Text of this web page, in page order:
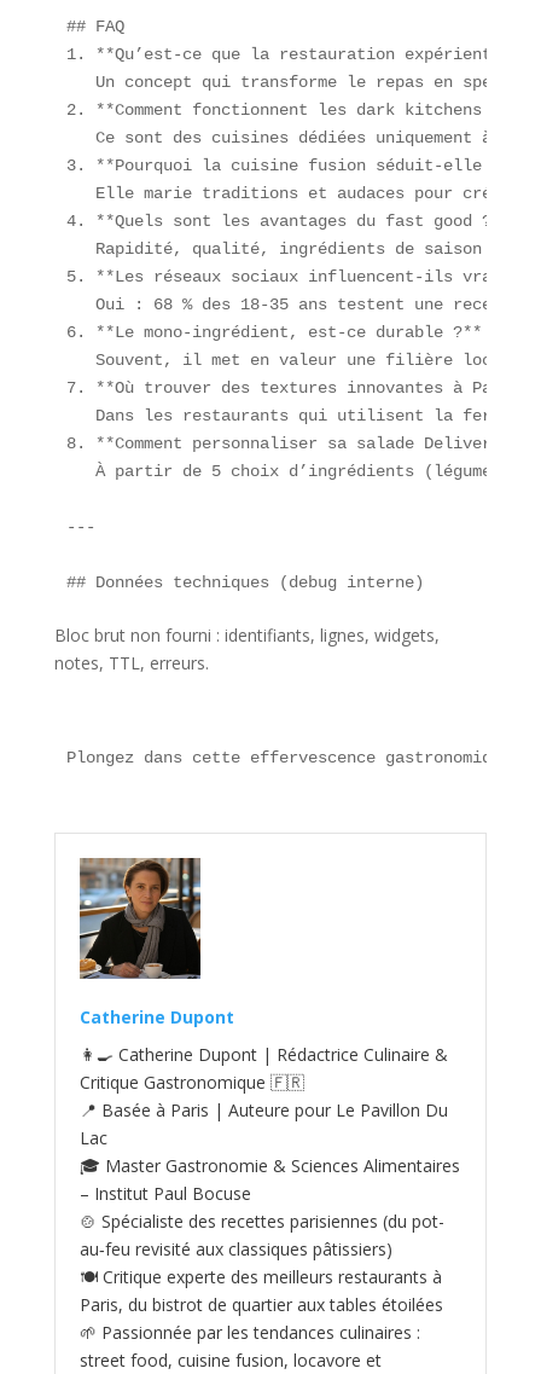
## FAQ
1. **Qu’est-ce que la restauration
Un concept qui transforme le repas en
2. **Comment fonctionnent les dark kitchens ?**
Ce sont des cuisines dédiées uniquement à
3. **Pourquoi la cuisine fusion séduit-elle ?**
Elle marie traditions et audaces pour créer
4. **Quels sont les avantages du fast good ?**
Rapidité, qualité, ingrédients de saison et
5. **Les réseaux sociaux influencent-ils
Oui : 68 % des 18-35 ans testent une
6. **Le mono-ingrédient, est-ce durable ?**
Souvent, il met en valeur une filière
7. **Où trouver des textures innovantes à
Dans les restaurants qui utilisent la
8. **Comment personnaliser sa salade Deliveroo
À partir de 5 choix d’ingrédients (légumes,
---
## Données techniques (debug interne)
Bloc brut non fourni : identifiants, lignes, widgets,
notes, TTL, erreurs.
Plongez dans cette effervescence
Catherine Dupont
👩‍🍳 Catherine Dupont | Rédactrice Culinaire &
Critique Gastronomique 🇫🇷
📍 Basée à Paris | Auteure pour Le Pavillon Du
Lac
🎓 Master Gastronomie & Sciences Alimentaires
– Institut Paul Bocuse
🍲 Spécialiste des recettes parisiennes (du pot-
au‑feu revisité aux classiques pâtissiers)
🍽️ Critique experte des meilleurs restaurants à
Paris, du bistrot de quartier aux tables étoilées
🌱 Passionnée par les tendances culinaires :
street food, cuisine fusion, locavore et